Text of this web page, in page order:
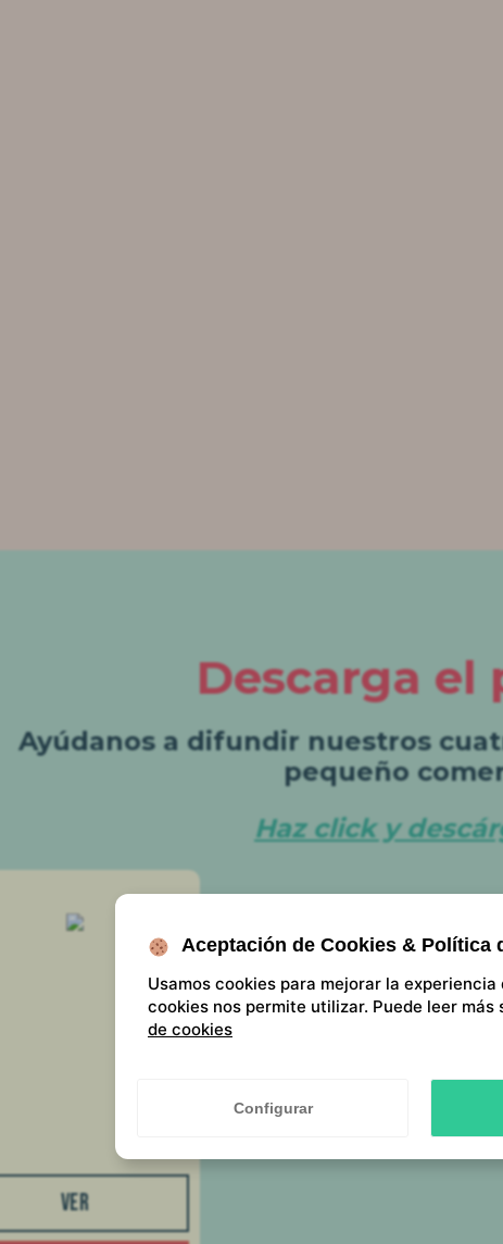
Aceptación de Cookies & Política
Usamos cookies para mejorar la experiencia
cookies nos permite utilizar. Puede leer más
de cookies
Configurar
Descarga el
Ayúdanos a difundir nuestros
pequeño
Haz click y
VER